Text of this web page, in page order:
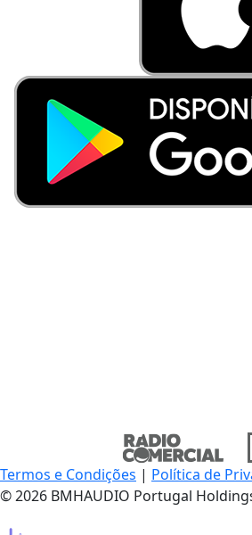
Termos e Condições | Política de
© 2026 BMHAUDIO Portugal